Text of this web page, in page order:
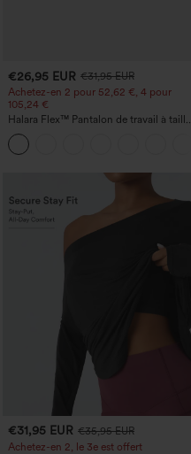
€26,95 EUR €31,95 EUR
Achetez-en 2 pour 52,62 €, 4 pour
105,24 €
Halara Flex™ Pantalon de travail à taille
haute, jambe large, avec poches, en
maille gaufrée
€31,95 EUR €35,95 EUR
Achetez-en 2, le 3e est offert